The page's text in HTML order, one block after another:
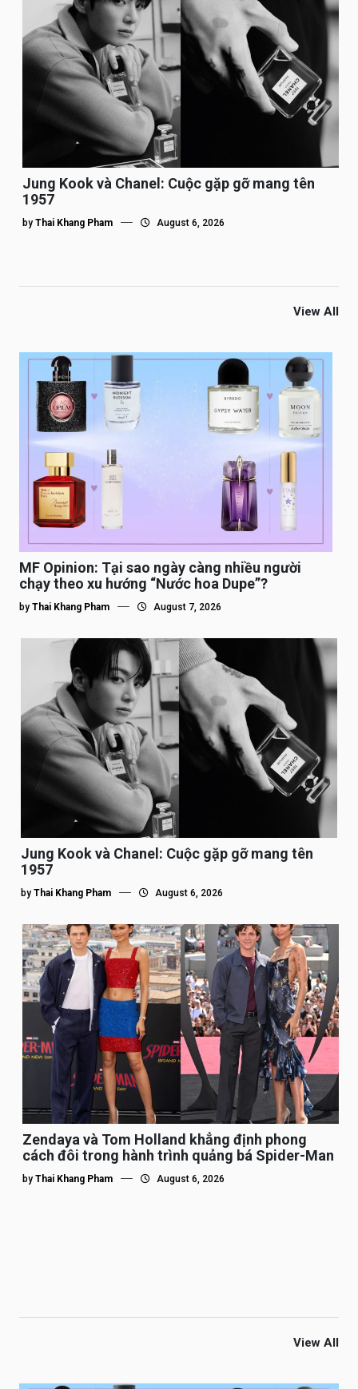
Jung Kook và Chanel: Cuộc gặp gỡ mang tên
1957
by Thai Khang Pham August 6, 2026
View All
MF Opinion: Tại sao ngày càng nhiều người
chạy theo xu hướng “Nước hoa Dupe”?
by Thai Khang Pham August 7, 2026
Jung Kook và Chanel: Cuộc gặp gỡ mang tên
1957
by Thai Khang Pham August 6, 2026
Zendaya và Tom Holland khẳng định phong
cách đôi trong hành trình quảng bá Spider-Man
by Thai Khang Pham August 6, 2026
View All